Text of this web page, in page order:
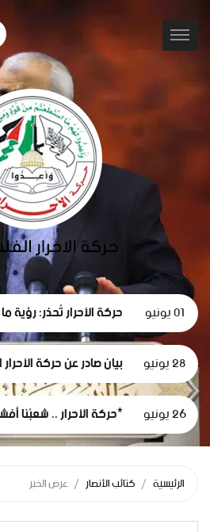
01 يونيو
28 يونيو
26 يونيو
الرئيسية كتائب الأنصار عرض الخبر